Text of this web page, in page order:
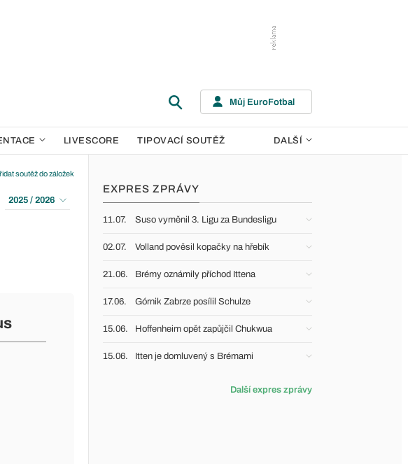
Můj EuroFotbal
LIVESCORE TIPOVACÍ SOUTĚŽ DALŠÍ
soutěž do záložek
2025 / 2026
EXPRES ZPRÁVY
11.07. Suso vyměnil 3. Ligu za Bundesligu
02.07. Volland pověsil kopačky na hřebík
21.06. Brémy oznámily příchod Ittena
17.06. Górnik Zabrze posílil Schulze
15.06. Hoffenheim opět zapůjčil Chukwua
15.06. Itten je domluvený s Brémami
Další expres zprávy